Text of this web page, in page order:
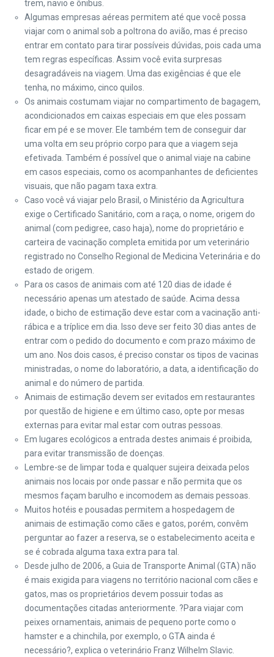
trem, navio e ônibus.
Algumas empresas aéreas permitem até que você possa
viajar com o animal sob a poltrona do avião, mas é preciso
entrar em contato para tirar possíveis dúvidas, pois cada uma
tem regras específicas. Assim você evita surpresas
desagradáveis na viagem. Uma das exigências é que ele
tenha, no máximo, cinco quilos.
Os animais costumam viajar no compartimento de bagagem,
acondicionados em caixas especiais em que eles possam
ficar em pé e se mover. Ele também tem de conseguir dar
uma volta em seu próprio corpo para que a viagem seja
efetivada. Também é possível que o animal viaje na cabine
em casos especiais, como os acompanhantes de deficientes
visuais, que não pagam taxa extra.
Caso você vá viajar pelo Brasil, o Ministério da Agricultura
exige o Certificado Sanitário, com a raça, o nome, origem do
animal (com pedigree, caso haja), nome do proprietário e
carteira de vacinação completa emitida por um veterinário
registrado no Conselho Regional de Medicina Veterinária e do
estado de origem.
Para os casos de animais com até 120 dias de idade é
necessário apenas um atestado de saúde. Acima dessa
idade, o bicho de estimação deve estar com a vacinação anti-
rábica e a tríplice em dia. Isso deve ser feito 30 dias antes de
entrar com o pedido do documento e com prazo máximo de
um ano. Nos dois casos, é preciso constar os tipos de vacinas
ministradas, o nome do laboratório, a data, a identificação do
animal e do número de partida.
Animais de estimação devem ser evitados em restaurantes
por questão de higiene e em último caso, opte por mesas
externas para evitar mal estar com outras pessoas.
Em lugares ecológicos a entrada destes animais é proibida,
para evitar transmissão de doenças.
Lembre-se de limpar toda e qualquer sujeira deixada pelos
animais nos locais por onde passar e não permita que os
mesmos façam barulho e incomodem as demais pessoas.
Muitos hotéis e pousadas permitem a hospedagem de
animais de estimação como cães e gatos, porém, convêm
perguntar ao fazer a reserva, se o estabelecimento aceita e
se é cobrada alguma taxa extra para tal.
Desde julho de 2006, a Guia de Transporte Animal (GTA) não
é mais exigida para viagens no território nacional com cães e
gatos, mas os proprietários devem possuir todas as
documentações citadas anteriormente. ?Para viajar com
peixes ornamentais, animais de pequeno porte como o
hamster e a chinchila, por exemplo, o GTA ainda é
necessário?, explica o veterinário Franz Wilhelm Slavic.